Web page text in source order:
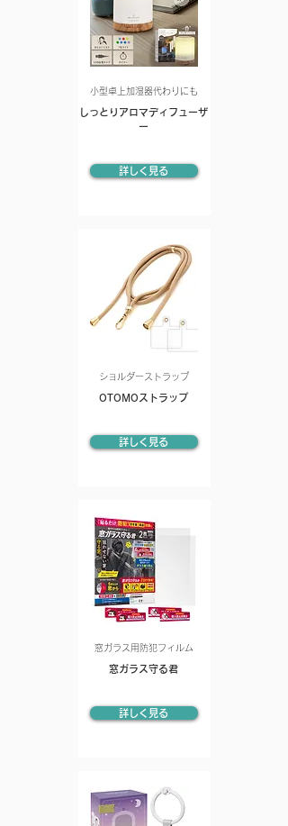
小型卓上加湿器代わりにも
しっとりアロマディフューザ
ー
詳しく見る
ショルダーストラップ
OTOMOストラップ
詳しく見る
窓ガラス用防犯フィルム
窓ガラス守る君
詳しく見る